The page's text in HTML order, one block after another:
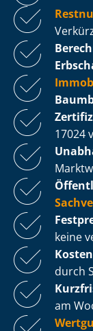
17024
keine
durch
am